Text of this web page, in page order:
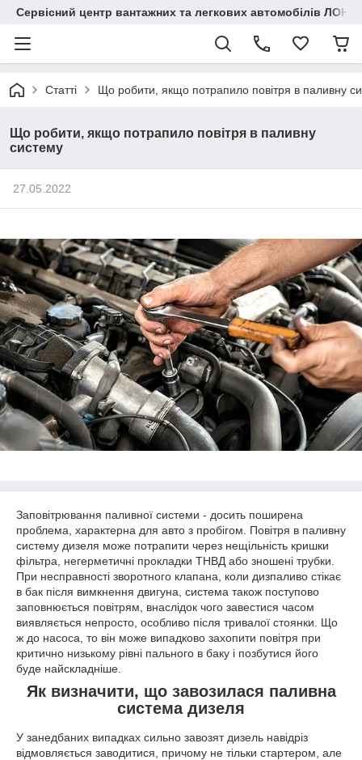
Сервісний центр вантажних та легкових автомобілів
Статті Що робити, якщо потрапило повітря в паливну
Що робити, якщо потрапило повітря в паливну
систему
27.05.2022
Заповітрювання паливної системи - досить поширена
проблема, характерна для авто з пробігом. Повітря в паливну
систему дизеля може потрапити через нещільність кришки
фільтра, негерметичні прокладки ТНВД або зношені трубки.
При несправності зворотного клапана, коли дизпаливо стікає
в бак після вимкнення двигуна, система також поступово
заповнюється повітрям, внаслідок чого завестися часом
виявляється непросто, особливо після тривалої стоянки. Що
ж до насоса, то він може випадково захопити повітря при
критично низькому рівні пального в баку і позбутися його
буде найскладніше.
Як визначити, що завозилася паливна
система дизеля
У занедбаних випадках сильно завозят дизель навідріз
відмовляється заводитися, причому не тільки стартером, але